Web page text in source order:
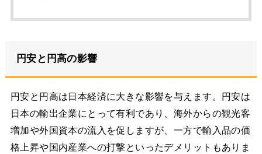
円安と円高の影響
円安と円高は日本経済に大きな影響を与えます。円安は
日本の輸出企業にとって有利であり、海外からの観光客
増加や外国資本の流入を促しますが、一方で輸入品の価
格上昇や国内産業への打撃といったデメリットもありま